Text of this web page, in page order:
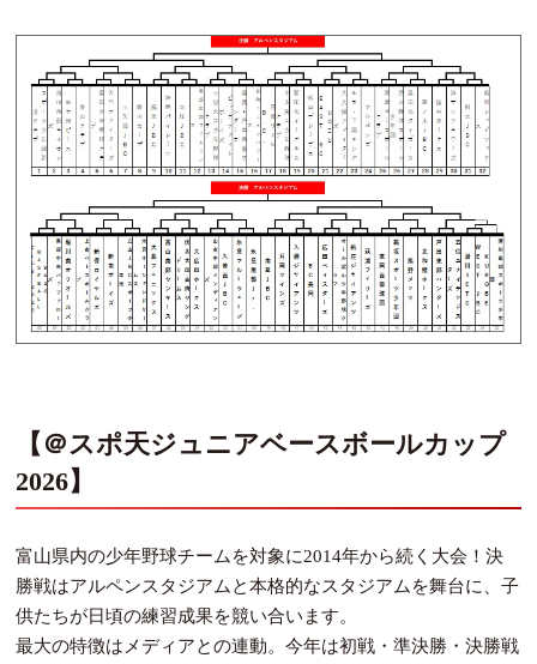
【＠スポ天ジュニアベースボールカップ
2026】
富山県内の少年野球チームを対象に2014年から続く大会！決
勝戦はアルペンスタジアムと本格的なスタジアムを舞台に、子
供たちが日頃の練習成果を競い合います。
最大の特徴はメディアとの連動。今年は初戦・準決勝・決勝戦